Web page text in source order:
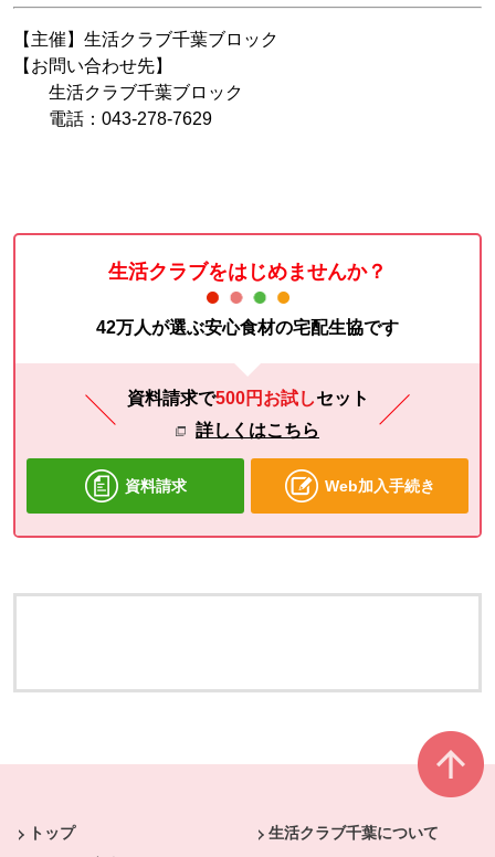
【主催】生活クラブ千葉ブロック
【お問い合わせ先】
生活クラブ千葉ブロック
電話：043-278-7629
生活クラブをはじめませんか？
42万人が選ぶ安心食材の宅配生協です
資料請求で500円お試しセット
詳しくはこちら
資料請求 Web加入手続き
トップ
生活クラブ千葉について